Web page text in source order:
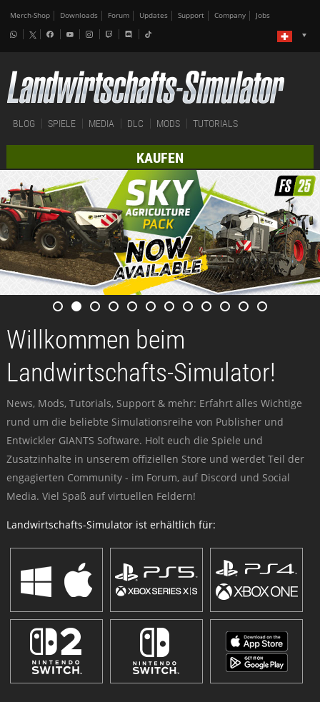
Merch-Shop Downloads Forum Updates Support Company Jobs
BLOG SPIELE MEDIA DLC MODS TUTORIALS
KAUFEN
Willkommen beim
Landwirtschafts-Simulator!
News, Mods, Tutorials, Support & mehr: Erfahrt alles Wichtige
rund um die beliebte Simulationsreihe von Publisher und
Entwickler GIANTS Software. Holt euch die Spiele und
Zusatzinhalte in unserem offiziellen Store und werdet Teil der
engagierten Community - im Forum, auf Discord und Social
Media. Viel Spaß auf virtuellen Feldern!
Landwirtschafts-Simulator ist erhältlich für: